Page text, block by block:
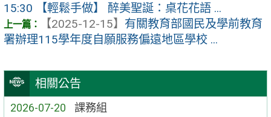
相關公告
2026-07-20 課務組
15:30 【輕鬆手做】 醉美聖誕：桌花花語 ...
【2025-12-15】 有關教育部國民及學前教育
署辦理115學年度自願服務偏遠地區學校 ...